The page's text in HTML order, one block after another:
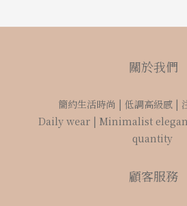
關於我們
簡約生活時尚 | 低調高級感 |
Daily wear | Minimalist
quantity
顧客服務